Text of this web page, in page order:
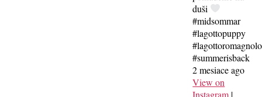
duši
#midsommar
#lagottopuppy
#lagottoromagnolo
#summerisback
2 mesiace ago
View on
Instagram |